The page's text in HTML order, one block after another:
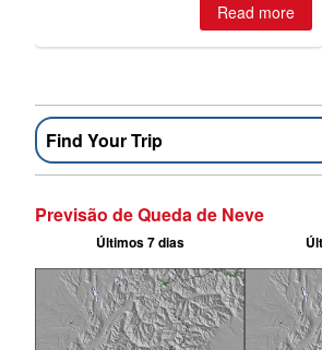
Find Your Trip
Previsão de Queda de Neve
Últimos 7 dias